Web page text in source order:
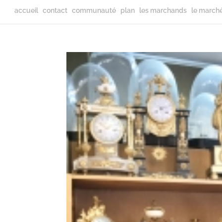
accueil contact communauté plan les marchands le